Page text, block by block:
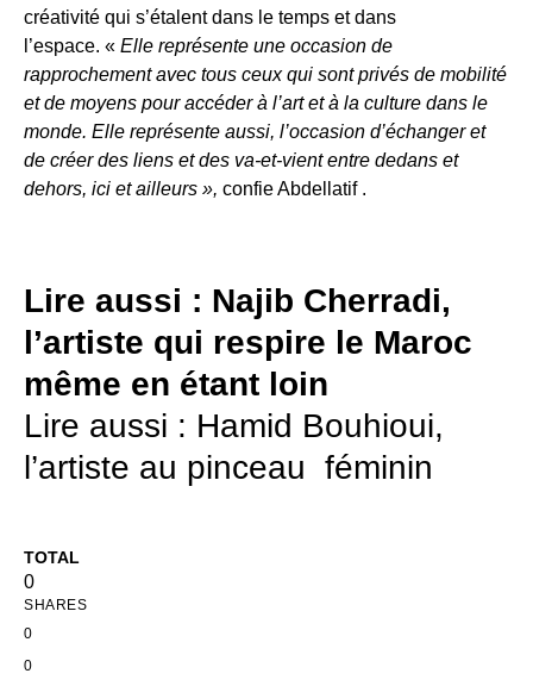
créativité qui s’étalent dans le temps et dans
l’espace. « Elle représente une occasion de
rapprochement avec tous ceux qui sont privés de mobilité
et de moyens pour accéder à l’art et à la culture dans le
monde. Elle représente aussi, l’occasion d’échanger et
de créer des liens et des va-et-vient entre dedans et
dehors, ici et ailleurs », confie Abdellatif .
Lire aussi : Najib Cherradi,
l’artiste qui respire le Maroc
même en étant loin
Lire aussi : Hamid Bouhioui,
l’artiste au pinceau féminin
TOTAL
0
SHARES
0
0